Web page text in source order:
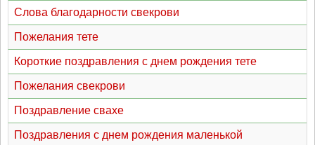
Слова благодарности свекрови
Пожелания тете
Короткие поздравления с днем рождения тете
Пожелания свекрови
Поздравление свахе
Поздравления с днем рождения маленькой